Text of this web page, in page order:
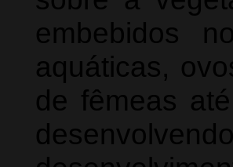
embebidos
aquáticas,
de fêmeas